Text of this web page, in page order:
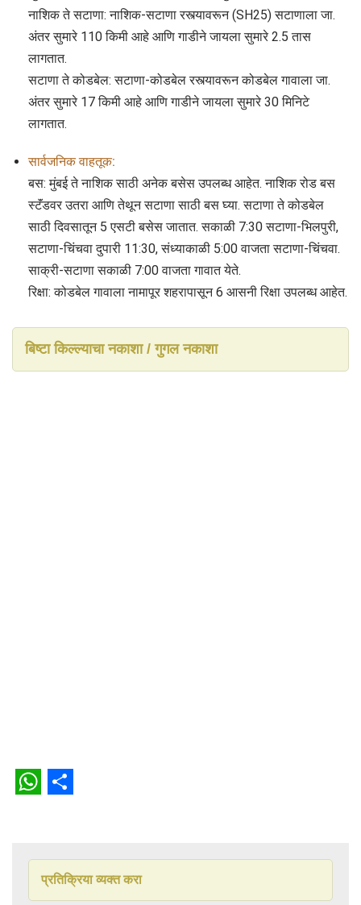
नाशिक ते सटाणा: नाशिक-सटाणा रस्त्यावरून (SH25) सटाणाला जा.
अंतर सुमारे 110 किमी आहे आणि गाडीने जायला सुमारे 2.5 तास
लागतात.
सटाणा ते कोडबेल: सटाणा-कोडबेल रस्त्यावरून कोडबेल गावाला जा.
अंतर सुमारे 17 किमी आहे आणि गाडीने जायला सुमारे 30 मिनिटे
लागतात.
सार्वजनिक वाहतूक:
बस: मुंबई ते नाशिक साठी अनेक बसेस उपलब्ध आहेत. नाशिक रोड बस
स्टॅंडवर उतरा आणि तेथून सटाणा साठी बस घ्या. सटाणा ते कोडबेल
साठी दिवसातून 5 एसटी बसेस जातात. सकाळी 7:30 सटाणा-भिलपुरी,
सटाणा-चिंचवा दुपारी 11:30, संध्याकाळी 5:00 वाजता सटाणा-चिंचवा.
साक्री-सटाणा सकाळी 7:00 वाजता गावात येते.
रिक्षा: कोडबेल गावाला नामापूर शहरापासून 6 आसनी रिक्षा उपलब्ध आहेत.
बिष्टा किल्ल्याचा नकाशा / गुगल नकाशा
a
a
r
प्रतिक्रिया व्यक्त करा